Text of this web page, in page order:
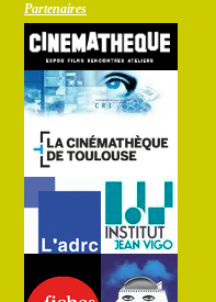
Partenaires